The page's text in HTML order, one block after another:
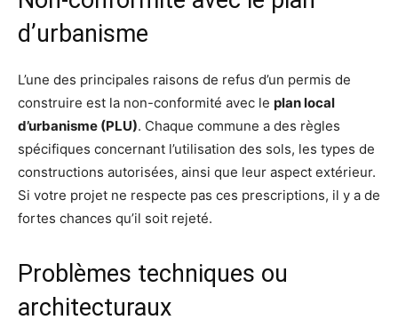
d’urbanisme
L’une des principales raisons de refus d’un permis de
construire est la non-conformité avec le plan local
d’urbanisme (PLU). Chaque commune a des règles
spécifiques concernant l’utilisation des sols, les types de
constructions autorisées, ainsi que leur aspect extérieur.
Si votre projet ne respecte pas ces prescriptions, il y a de
fortes chances qu’il soit rejeté.
Problèmes techniques ou
architecturaux